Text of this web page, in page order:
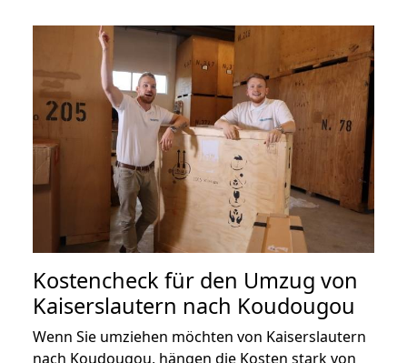
Kostencheck für den Umzug von
Kaiserslautern nach Koudougou
Wenn Sie umziehen möchten von Kaiserslautern
nach Koudougou, hängen die Kosten stark von